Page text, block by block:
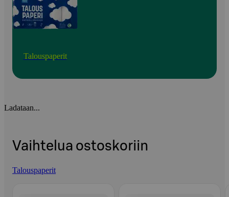
Talouspaperit
Ladataan...
Vaihtelua ostoskoriin
Talouspaperit